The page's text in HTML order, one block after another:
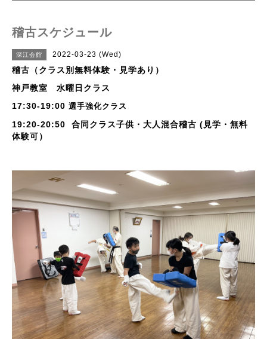
稽古スケジュール
深江会館 2022-03-23 (Wed)
稽古（クラス別無料体験・見学あり）
神戸教室 水曜日クラス
17:30-19:00 選手強化クラス
19:20-20:50 合同クラス子供・大人混合稽古 (見学・無料
体験可）